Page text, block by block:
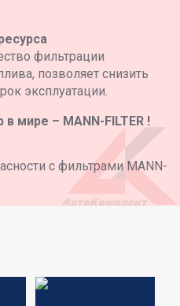
фильтрации
позволяет снизить
эксплуатации.
мире – MANN-FILTER !
с фильтрами MANN-